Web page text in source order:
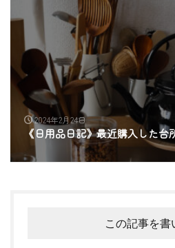
2024年2月24日
《日用品日記》最近購入した台
この記事を書